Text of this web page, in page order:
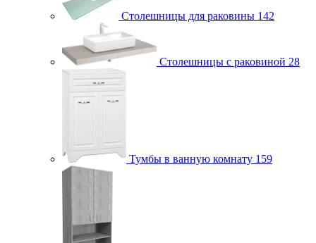
Столешницы для раковины 142
Столешницы с раковиной 28
Тумбы в ванную комнату 159